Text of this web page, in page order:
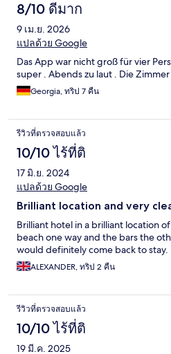
8/10 ดีมาก
9 เม.ย. 2026
แปลด้วย Google
Das App war nicht groß für vier
super . Abends zu laut . Die
Georgia, ทริป 7 คืน
รีวิวที่ตรวจสอบแล้ว
10/10 ไร้ที่ติ
17 มิ.ย. 2024
แปลด้วย Google
Brilliant location and very
Brilliant hotel in a brilliant location
beach one way and the bars the
would definitely come back to stay.
ALEXANDER, ทริป 2 คืน
รีวิวที่ตรวจสอบแล้ว
10/10 ไร้ที่ติ
19 มี.ค. 2025